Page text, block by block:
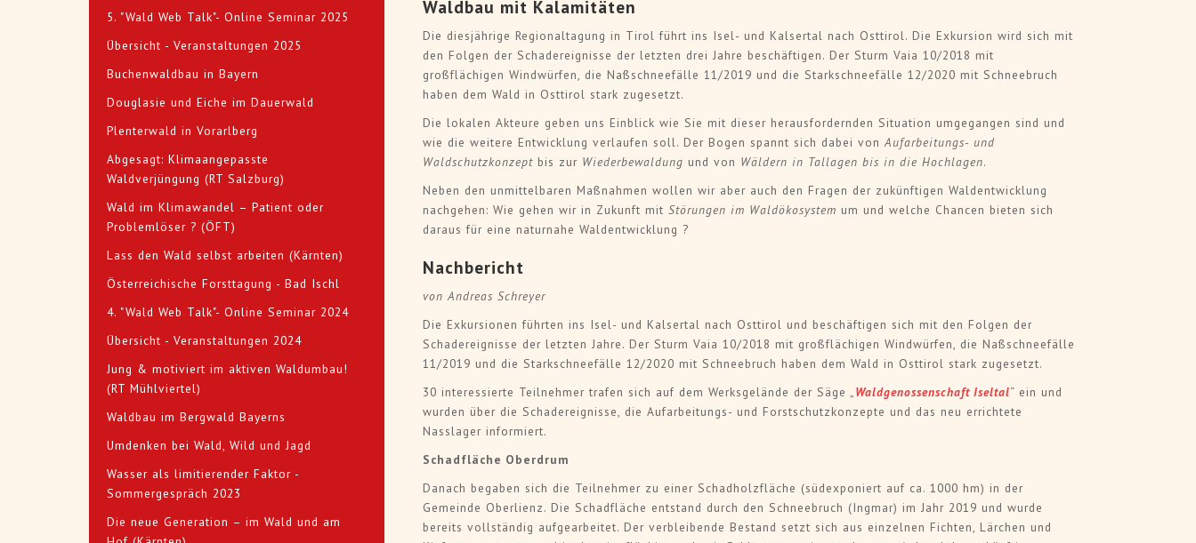
5. "Wald Web Talk"- Online Seminar 2025
Übersicht - Veranstaltungen 2025
Buchenwaldbau in Bayern
Douglasie und Eiche im Dauerwald
Plenterwald in Vorarlberg
Abgesagt: Klimaangepasste
Waldverjüngung (RT Salzburg)
Wald im Klimawandel – Patient oder
Problemlöser ? (ÖFT)
Lass den Wald selbst arbeiten (Kärnten)
Österreichische Forsttagung - Bad Ischl
4. "Wald Web Talk"- Online Seminar 2024
Übersicht - Veranstaltungen 2024
Jung & motiviert im aktiven Waldumbau!
(RT Mühlviertel)
Waldbau im Bergwald Bayerns
Umdenken bei Wald, Wild und Jagd
Wasser als limitierender Faktor -
Sommergespräch 2023
Die neue Generation – im Wald und am
Waldbau mit Kalamitäten
Die diesjährige Regionaltagung in Tirol führt ins Isel- und Kalsertal nach Osttirol. Die Exkursion wird sich mit
den Folgen der Schadereignisse der letzten drei Jahre beschäftigen. Der Sturm Vaia 10/2018 mit
großflächigen Windwürfen, die Naßschneefälle 11/2019 und die Starkschneefälle 12/2020 mit Schneebruch
haben dem Wald in Osttirol stark zugesetzt.
Die lokalen Akteure geben uns Einblick wie Sie mit dieser herausfordernden Situation umgegangen sind und
wie die weitere Entwicklung verlaufen soll. Der Bogen spannt sich dabei vonAufarbeitungs- und
Waldschutzkonzeptbis zur Wiederbewaldung und von Wäldern in Tallagen bis in die Hochlagen.
Neben den unmittelbaren Maßnahmen wollen wir aber auch den Fragen der zukünftigen Waldentwicklung
nachgehen: Wie gehen wir in Zukunft mit Störungen im Waldökosystem um und welche Chancen bieten sich
daraus für eine naturnahe Waldentwicklung ?
Nachbericht
von Andreas Schreyer
Die Exkursionen führten ins Isel- und Kalsertal nach Osttirol und beschäftigen sich mit den Folgen der
Schadereignisse der letzten Jahre. Der Sturm Vaia 10/2018 mit großflächigen Windwürfen, die Naßschneefälle
11/2019 und die Starkschneefälle 12/2020 mit Schneebruch haben dem Wald in Osttirol stark zugesetzt.
30 interessierte Teilnehmer trafen sich auf dem Werksgelände der Säge „Waldgenossenschaft Iseltal“ ein und
wurden über die Schadereignisse, die Aufarbeitungs- und Forstschutzkonzepte und das neu errichtete
Nasslager informiert.
Schadfläche Oberdrum
Danach begaben sich die Teilnehmer zu einer Schadholzfläche (südexponiert auf ca. 1000 hm) in der
Gemeinde Oberlienz. Die Schadfläche entstand durch den Schneebruch (Ingmar) im Jahr 2019 und wurde
bereits vollständig aufgearbeitet. Der verbleibende Bestand setzt sich aus einzelnen Fichten, Lärchen und